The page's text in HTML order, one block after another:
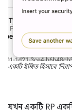
একটি ইঙ্গিত হিসাবে
যখন একটি RP